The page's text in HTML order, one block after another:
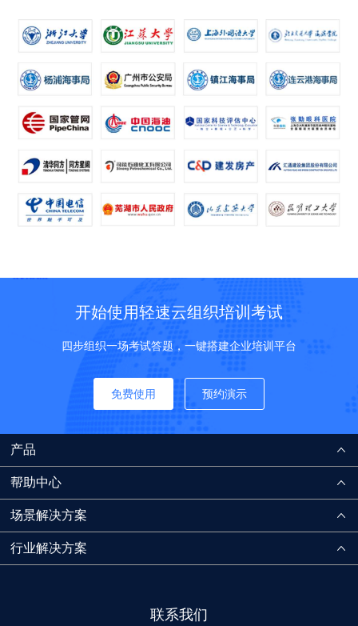
开始使用轻速云组织培训考试
四步组织一场考试答题，一键搭建企业培训平台
免费使用 预约演示
产品
帮助中心
场景解决方案
行业解决方案
联系我们